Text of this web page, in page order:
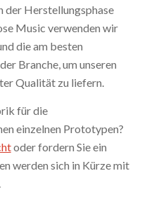
der Herstellungsphase
Music verwenden wir
die am besten
Branche, um unseren
Qualität zu liefern.
für die
einzelnen Prototypen?
oder fordern Sie ein
werden sich in Kürze mit